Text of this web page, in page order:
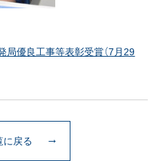
局優良工事等表彰受賞（7月29
に戻る